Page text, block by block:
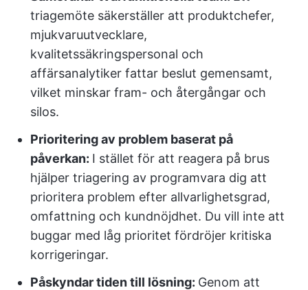
triagemöte säkerställer att produktchefer,
mjukvaruutvecklare,
kvalitetssäkringspersonal och
affärsanalytiker fattar beslut gemensamt,
vilket minskar fram- och återgångar och
silos.
Prioritering av problem baserat på
påverkan: I stället för att reagera på brus
hjälper triagering av programvara dig att
prioritera problem efter allvarlighetsgrad,
omfattning och kundnöjdhet. Du vill inte att
buggar med låg prioritet fördröjer kritiska
korrigeringar.
Påskyndar tiden till lösning: Genom att